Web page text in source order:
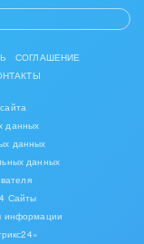
СОГЛАШЕНИЕ
данных
данных
данных
Сайты
информации